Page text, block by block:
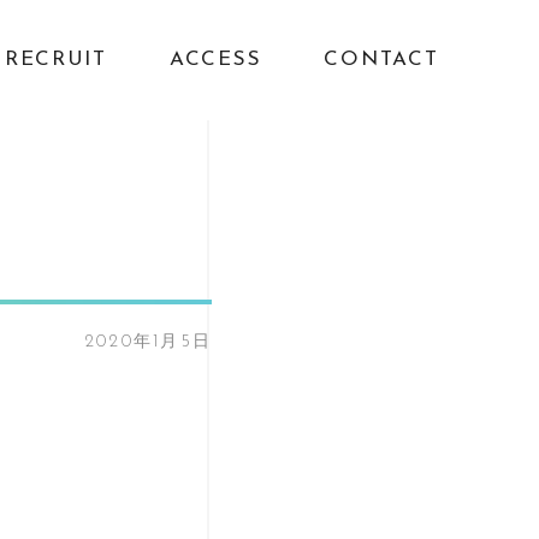
RECRUIT ACCESS CONTACT
2020年1月5日